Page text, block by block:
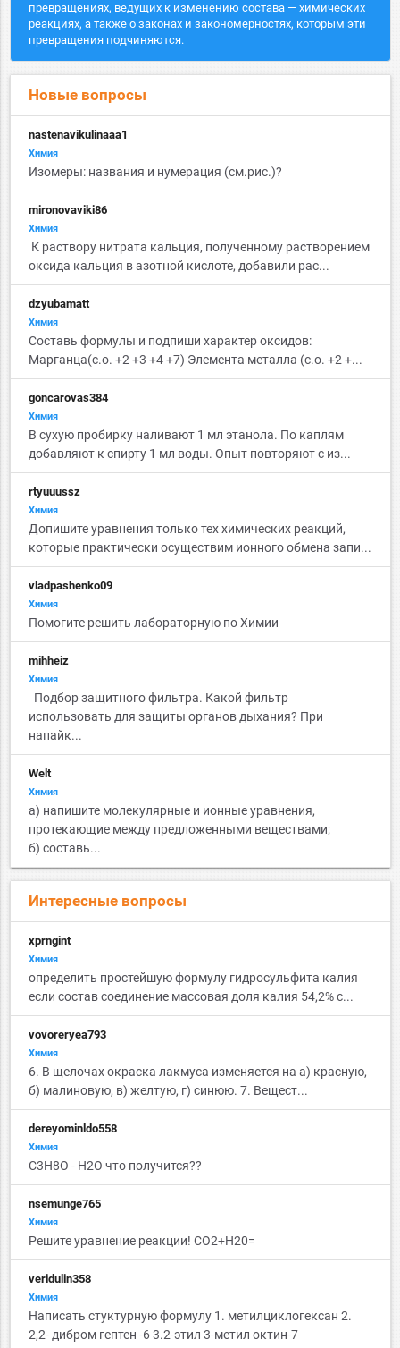
превращениях, ведущих к изменению состава — химических
реакциях, а также о законах и закономерностях, которым эти
превращения подчиняются.
Новые вопросы
nastenavikulinaaa1
Химия
Изомеры: названия и нумерация (см.рис.)?
mironovaviki86
Химия
К раствору нитрата кальция, полученному растворением
оксида кальция в азотной кислоте, добавили рас...
dzyubamatt
Химия
Составь формулы и подпиши характер оксидов:
Марганца(с.о. +2 +3 +4 +7) Элемента металла (с.о. +2 +...
goncarovas384
Химия
В сухую пробирку наливают 1 мл этанола. По каплям
добавляют к спирту 1 мл воды. Опыт повторяют с из...
rtyuuussz
Химия
Допишите уравнения только тех химических реакций,
которые практически осуществим ионного обмена запи...
vladpashenko09
Химия
Помогите решить лабораторную по Химии
mihheiz
Химия
Подбор защитного фильтра. Какой фильтр
использовать для защиты органов дыхания? При
напайк...
Welt
Химия
а) напишите молекулярные и ионные уравнения,
протекающие между предложенными веществами;
б) составь...
Интересные вопросы
xprngint
Химия
определить простейшую формулу гидросульфита калия
если состав соединение массовая доля калия 54,2% с...
vovoreryea793
Химия
6. В щелочах окраска лакмуса изменяется на а) красную,
б) малиновую, в) желтую, г) синюю. 7. Вещест...
dereyominldo558
Химия
C3H8O - H2O что получится??
nsemunge765
Химия
Решите уравнение реакции! CO2+H20=
veridulin358
Химия
Написать стуктурную формулу 1. метилциклогексан 2.
2,2- дибром гептен -6 3.2-этил 3-метил октин-7